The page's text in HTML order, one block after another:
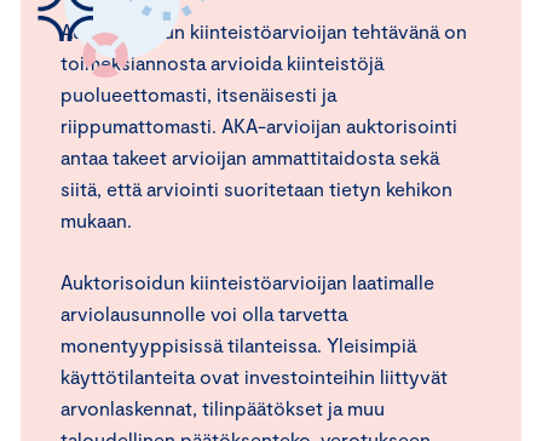
Auktorisoidun kiinteistöarvioijan tehtävänä on
toimeksiannosta arvioida kiinteistöjä
puolueettomasti, itsenäisesti ja
riippumattomasti. AKA-arvioijan auktorisointi
antaa takeet arvioijan ammattitaidosta sekä
siitä, että arviointi suoritetaan tietyn kehikon
mukaan.
Auktorisoidun kiinteistöarvioijan laatimalle
arviolausunnolle voi olla tarvetta
monentyyppisissä tilanteissa. Yleisimpiä
käyttötilanteita ovat investointeihin liittyvät
arvonlaskennat, tilinpäätökset ja muu